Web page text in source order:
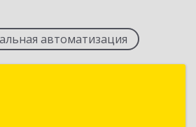
автоматизация
обл, Псков г, Советская ул,